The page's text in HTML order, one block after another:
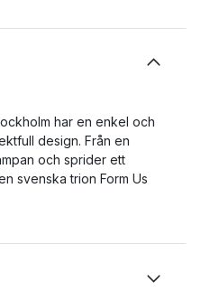
har en enkel och
design. Från en
och sprider ett
svenska trion Form Us